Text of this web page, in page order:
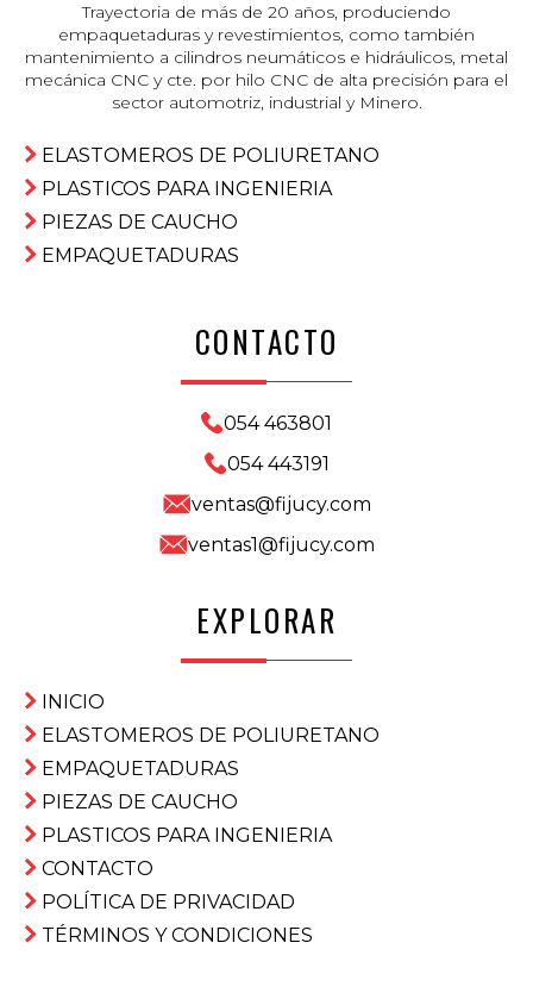
Trayectoria de más de 20 años, produciendo
empaquetaduras y revestimientos, como también
mantenimiento a cilindros neumáticos e hidráulicos, metal
mecánica CNC y cte. por hilo CNC de alta precisión para el
sector automotriz, industrial y Minero.
ELASTOMEROS DE POLIURETANO
PLASTICOS PARA INGENIERIA
PIEZAS DE CAUCHO
EMPAQUETADURAS
CONTACTO
054 463801
054 443191
ventas@fijucy.com
ventas1@fijucy.com
EXPLORAR
INICIO
ELASTOMEROS DE POLIURETANO
EMPAQUETADURAS
PIEZAS DE CAUCHO
PLASTICOS PARA INGENIERIA
CONTACTO
POLÍTICA DE PRIVACIDAD
TÉRMINOS Y CONDICIONES